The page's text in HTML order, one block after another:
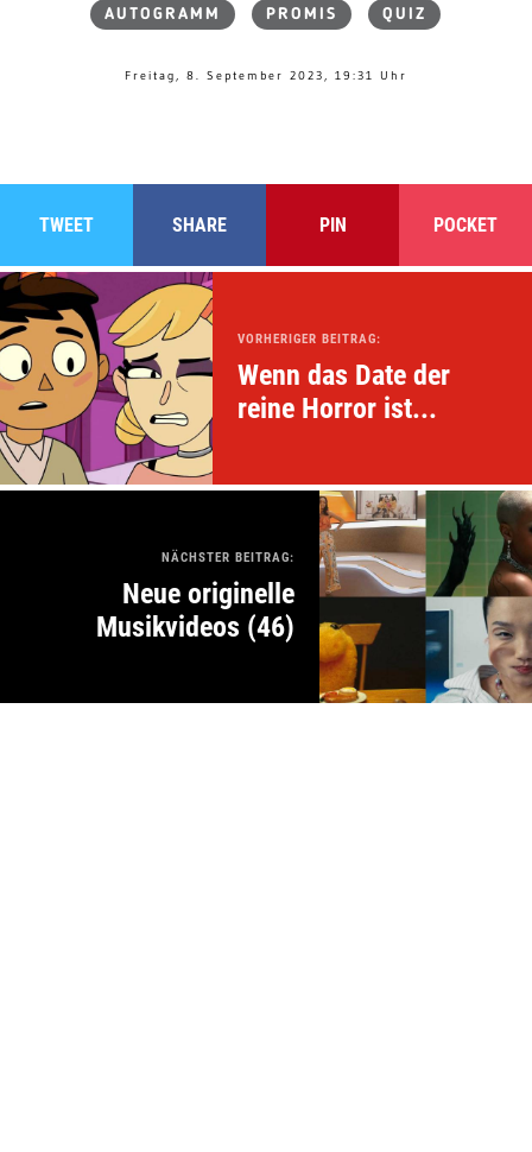
AUTOGRAMM PROMIS QUIZ
Freitag, 8. September 2023, 19:31 Uhr
TWEET SHARE PIN POCKET
VORHERIGER BEITRAG:
Wenn das Date der
reine Horror ist...
NÄCHSTER BEITRAG:
Neue originelle
Musikvideos (46)